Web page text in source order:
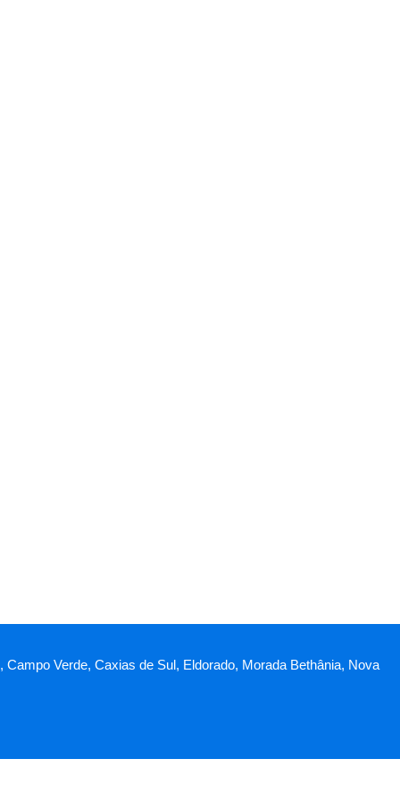
Verde, Caxias de Sul, Eldorado, Morada Bethânia, Nova